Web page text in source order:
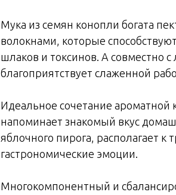
Мука из семян конопли богата
волокнами, которые
шлаков и токсинов. А совместно
благоприятствует слаженной
Идеальное сочетание
напоминает знакомый вкус
яблочного пирога, располагает к
гастрономические эмоции.
Многокомпонентный и